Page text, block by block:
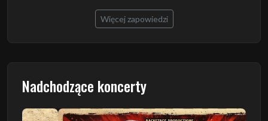
Więcej zapowiedzi
Nadchodzące koncerty